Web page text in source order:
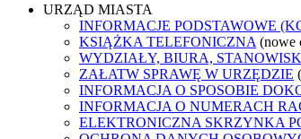
URZĄD MIASTA
INFORMACJE PODSTAWOWE
KSIĄŻKA TELEFONICZNA (nowe
WYDZIAŁY, BIURA,
ZAŁATW SPRAWĘ W URZĘDZIE
INFORMACJA O SPOSOBIE
INFORMACJA O NUMERACH
ELEKTRONICZNA SKRZYNKA